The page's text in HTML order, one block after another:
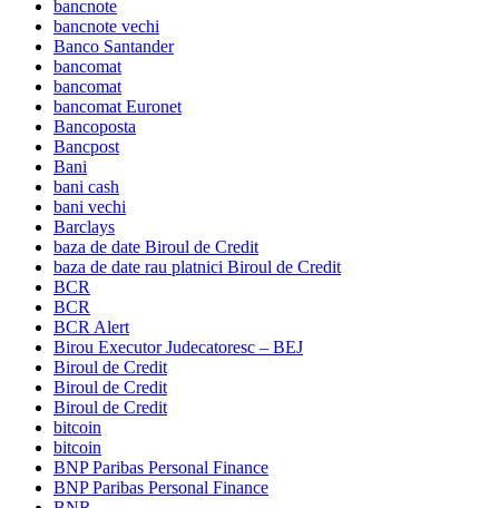
bancnote
bancnote vechi
Banco Santander
bancomat
bancomat
bancomat Euronet
Bancoposta
Bancpost
Bani
bani cash
bani vechi
Barclays
baza de date Biroul de Credit
baza de date rau platnici Biroul de Credit
BCR
BCR
BCR Alert
Birou Executor Judecatoresc – BEJ
Biroul de Credit
Biroul de Credit
Biroul de Credit
bitcoin
bitcoin
BNP Paribas Personal Finance
BNP Paribas Personal Finance